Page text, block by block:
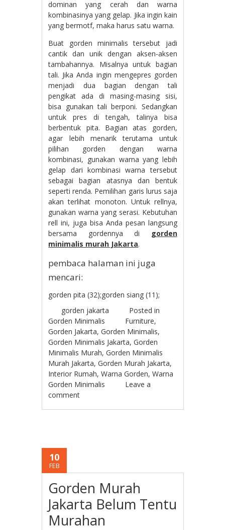
dominan yang cerah dan warna
kombinasinya yang gelap. Jika ingin kain
yang bermotf, maka harus satu warna.
Buat gorden minimalis tersebut jadi
cantik dan unik dengan aksen-aksen
tambahannya. Misalnya untuk bagian
tali. Jika Anda ingin mengepres gorden
menjadi dua bagian dengan tali
pengikat ada di masing-masing sisi,
bisa gunakan tali berponi. Sedangkan
untuk pres di tengah, talinya bisa
berbentuk pita. Bagian atas gorden,
agar lebih menarik terutama untuk
pilihan gorden dengan warna
kombinasi, gunakan warna yang lebih
gelap dari kombinasi warna tersebut
sebagai bagian atasnya dan bentuk
seperti renda. Pemilihan garis lurus saja
akan terlihat monoton. Untuk rellnya,
gunakan warna yang serasi. Kebutuhan
rell ini, juga bisa Anda pesan langsung
bersama gordennya di
gorden
minimalis murah Jakarta.
pembaca halaman ini juga
mencari:
gorden pita (32);gorden siang (11);
gorden jakarta
Posted in
Gorden Minimalis
Furniture,
Gorden Jakarta,Gorden Minimalis,
Gorden Minimalis Jakarta,Gorden
Minimalis Murah,Gorden Minimalis
Murah Jakarta,Gorden Murah Jakarta,
Interior Rumah,Warna Gorden,Warna
Gorden Minimalis
Leave a
comment
10
FEB
Gorden Murah
Jakarta Belum Tentu
Murahan